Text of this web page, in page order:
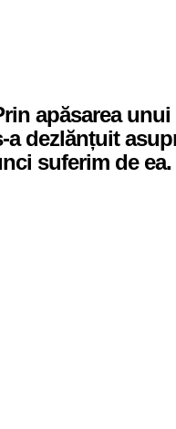
apăsarea
a dezlănțuit
suferim de ea.